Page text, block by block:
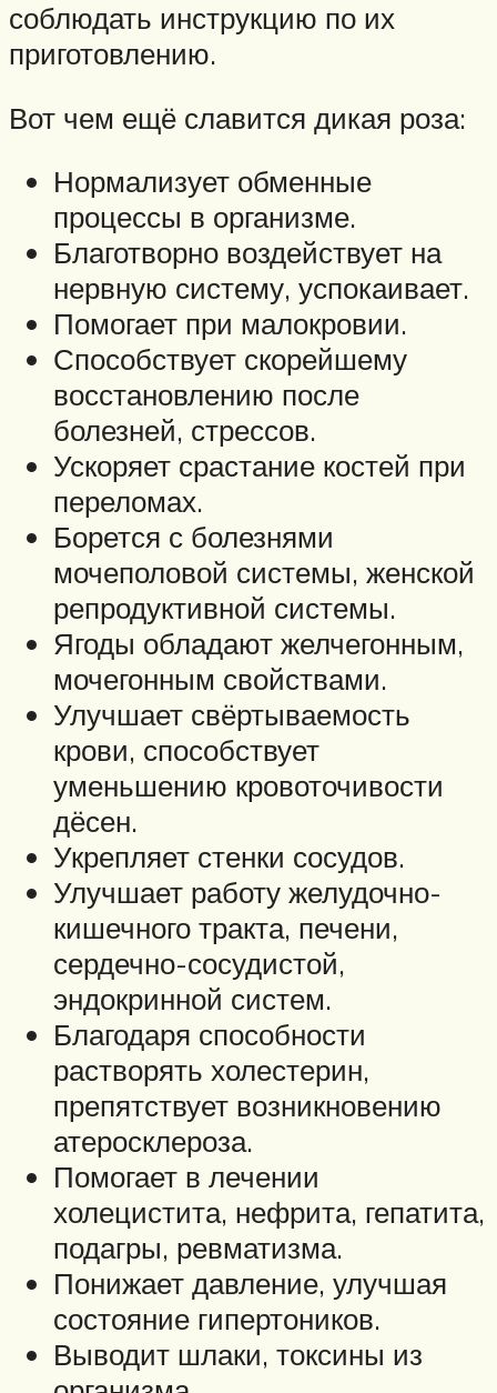
соблюдать инструкцию по их
приготовлению.
Вот чем ещё славится дикая роза:
Нормализует обменные
процессы в организме.
Благотворно воздействует на
нервную систему, успокаивает.
Помогает при малокровии.
Способствует скорейшему
восстановлению после
болезней, стрессов.
Ускоряет срастание костей при
переломах.
Борется с болезнями
мочеполовой системы, женской
репродуктивной системы.
Ягоды обладают желчегонным,
мочегонным свойствами.
Улучшает свёртываемость
крови, способствует
уменьшению кровоточивости
дёсен.
Укрепляет стенки сосудов.
Улучшает работу желудочно-
кишечного тракта, печени,
сердечно-сосудистой,
эндокринной систем.
Благодаря способности
растворять холестерин,
препятствует возникновению
атеросклероза.
Помогает в лечении
холецистита, нефрита, гепатита,
подагры, ревматизма.
Понижает давление, улучшая
состояние гипертоников.
Выводит шлаки, токсины из